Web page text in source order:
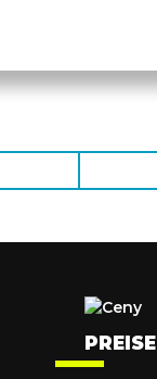
PREISE